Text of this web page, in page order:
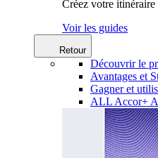
Créez votre itinéraire
Voir les guides
Retour
Découvrir le
Avantages et
Gagner et
ALL Accor+